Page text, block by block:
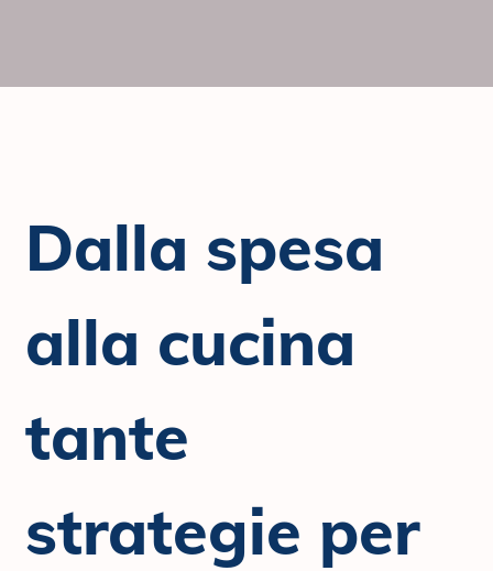
Dalla spesa
alla cucina
tante
strategie per